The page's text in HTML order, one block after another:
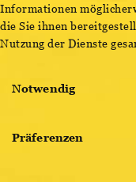
Informationen
die Sie ihnen
Nutzung der Dienste
Notwendig
Präferenzen